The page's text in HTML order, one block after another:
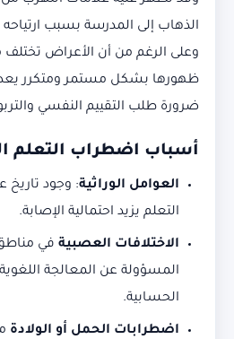
الذهاب إلى المدرسة بسبب
وعلى الرغم من أن الأعراض
ظهورها بشكل مستمر ومتكرر
ضرورة طلب التقييم النفسي
أسباب اضطراب التعلم
العوامل الوراثية: وجود تاريخ
التعلم يزيد احتمالية الإصابة.
الاختلافات العصبية في
المسؤولة عن المعالجة اللغوية
الحسابية.
اضطرابات الحمل أو الولادة